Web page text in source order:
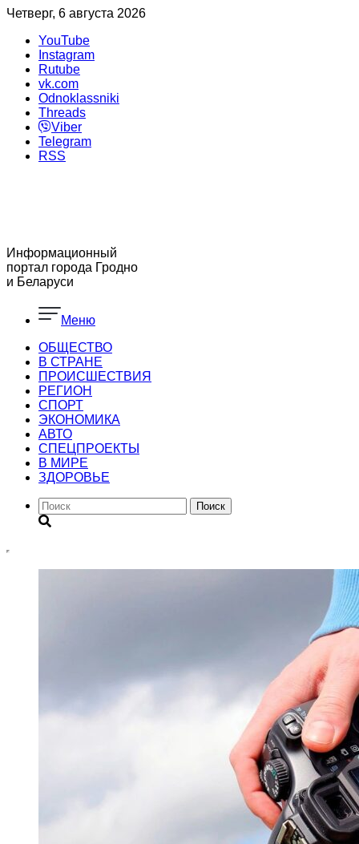
Четверг, 6 августа 2026
YouTube
Instagram
Rutube
vk.com
Odnoklassniki
Threads
Viber
Telegram
RSS
Информационный
портал города Гродно
и Беларуси
Меню
ОБЩЕСТВО
В СТРАНЕ
ПРОИСШЕСТВИЯ
РЕГИОН
CПОРТ
ЭКОНОМИКА
АВТО
СПЕЦПРОЕКТЫ
В МИРЕ
ЗДОРОВЬЕ
Поиск